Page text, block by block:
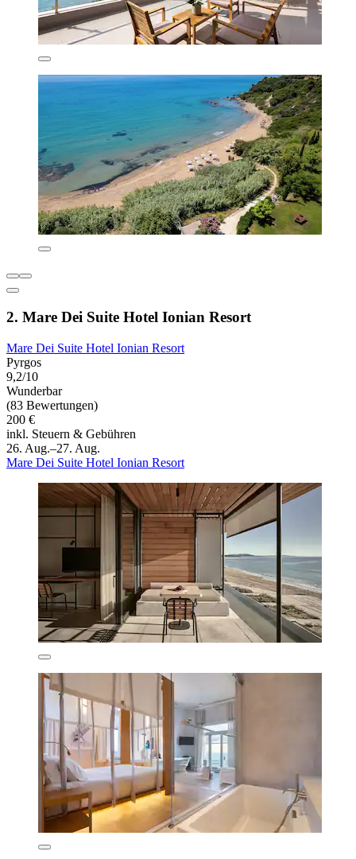
2. Mare Dei Suite Hotel Ionian Resort
Mare Dei Suite Hotel Ionian Resort
Pyrgos
9,2/10
Wunderbar
(83 Bewertungen)
200 €
inkl. Steuern & Gebühren
26. Aug.–27. Aug.
Mare Dei Suite Hotel Ionian Resort